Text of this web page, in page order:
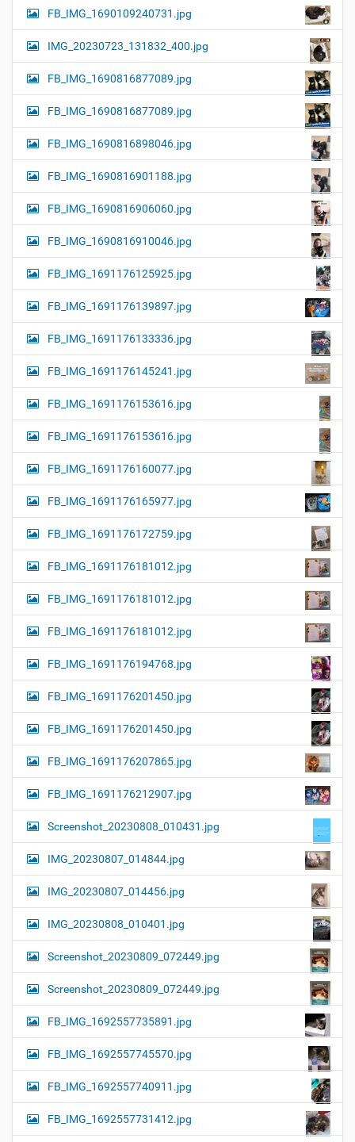
FB_IMG_1690109240731.jpg
IMG_20230723_131832_400.jpg
FB_IMG_1690816877089.jpg
FB_IMG_1690816877089.jpg
FB_IMG_1690816898046.jpg
FB_IMG_1690816901188.jpg
FB_IMG_1690816906060.jpg
FB_IMG_1690816910046.jpg
FB_IMG_1691176125925.jpg
FB_IMG_1691176139897.jpg
FB_IMG_1691176133336.jpg
FB_IMG_1691176145241.jpg
FB_IMG_1691176153616.jpg
FB_IMG_1691176153616.jpg
FB_IMG_1691176160077.jpg
FB_IMG_1691176165977.jpg
FB_IMG_1691176172759.jpg
FB_IMG_1691176181012.jpg
FB_IMG_1691176181012.jpg
FB_IMG_1691176181012.jpg
FB_IMG_1691176194768.jpg
FB_IMG_1691176201450.jpg
FB_IMG_1691176201450.jpg
FB_IMG_1691176207865.jpg
FB_IMG_1691176212907.jpg
Screenshot_20230808_010431.jpg
IMG_20230807_014844.jpg
IMG_20230807_014456.jpg
IMG_20230808_010401.jpg
Screenshot_20230809_072449.jpg
Screenshot_20230809_072449.jpg
FB_IMG_1692557735891.jpg
FB_IMG_1692557745570.jpg
FB_IMG_1692557740911.jpg
FB_IMG_1692557731412.jpg